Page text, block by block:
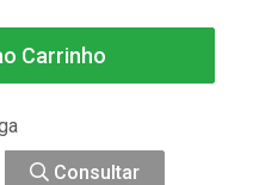
Carrinho
Consultar